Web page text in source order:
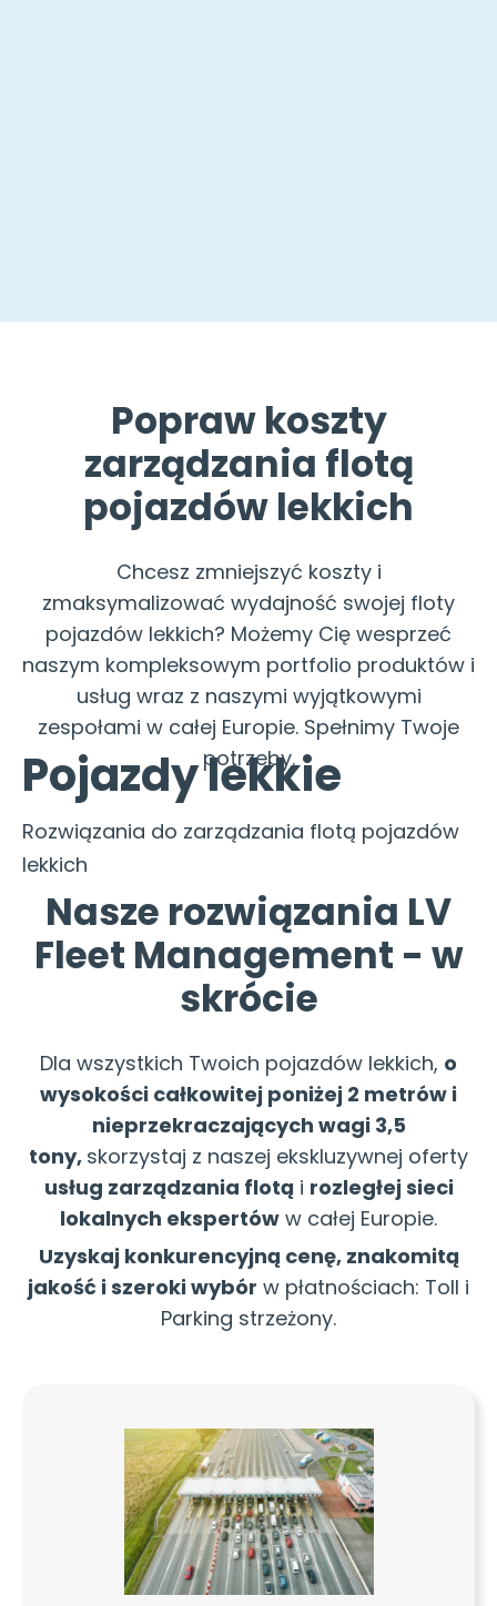
Pojazdy lekkie
Rozwiązania do zarządzania flotą pojazdów
lekkich
Popraw koszty
zarządzania flotą
pojazdów lekkich
Chcesz zmniejszyć koszty i
zmaksymalizować wydajność swojej floty
pojazdów lekkich? Możemy Cię wesprzeć
naszym kompleksowym portfolio produktów i
usług wraz z naszymi wyjątkowymi
zespołami w całej Europie. Spełnimy Twoje
potrzeby.
Nasze rozwiązania LV
Fleet Management - w
skrócie
Dla wszystkich Twoich pojazdów lekkich, o
wysokości całkowitej poniżej 2 metrów i
nieprzekraczających wagi 3,5
tony, skorzystaj z naszej ekskluzywnej oferty
usług zarządzania flotą i rozległej sieci
lokalnych ekspertów w całej Europie.
Uzyskaj konkurencyjną cenę, znakomitą
jakość i szeroki wybór w płatnościach: Toll i
Parking strzeżony.